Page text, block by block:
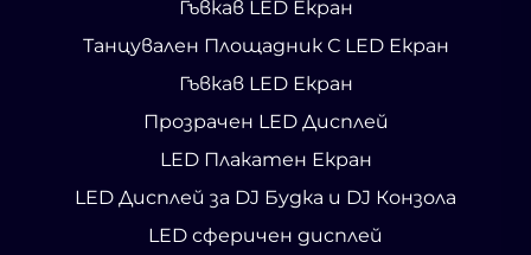
Гъвкав LED Екран
Танцувален Площадник С LED Екран
Гъвкав LED Екран
Прозрачен LED Дисплей
LED Плакатен Екран
LED Дисплей за DJ Будка и DJ Конзола
LED сферичен дисплей